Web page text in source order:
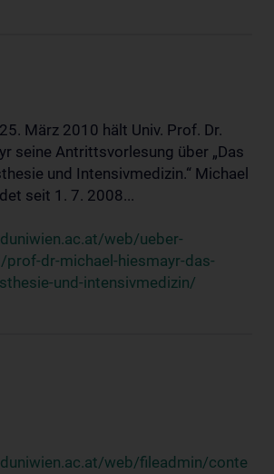
März 2010 hält Univ. Prof. Dr.
seine Antrittsvorlesung über „Das
und Intensivmedizin.“ Michael
seit 1. 7. 2008...
web/ueber-
dr-michael-hiesmayr-das-
und-intensivmedizin/
web/fileadmin/conte